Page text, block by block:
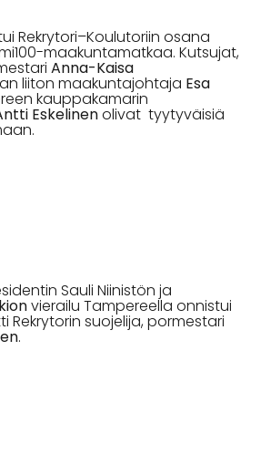
Rekrytori–Koulutoriin osana
maakuntamatkaa. Kutsujat,
Anna-Kaisa
liiton maakuntajohtaja Esa
kauppakamarin
Eskelinenolivat tyytyväisiä
Sauli Niinistön ja
vierailu Tampereella onnistui
Rekrytorin suojelija, pormestari
.